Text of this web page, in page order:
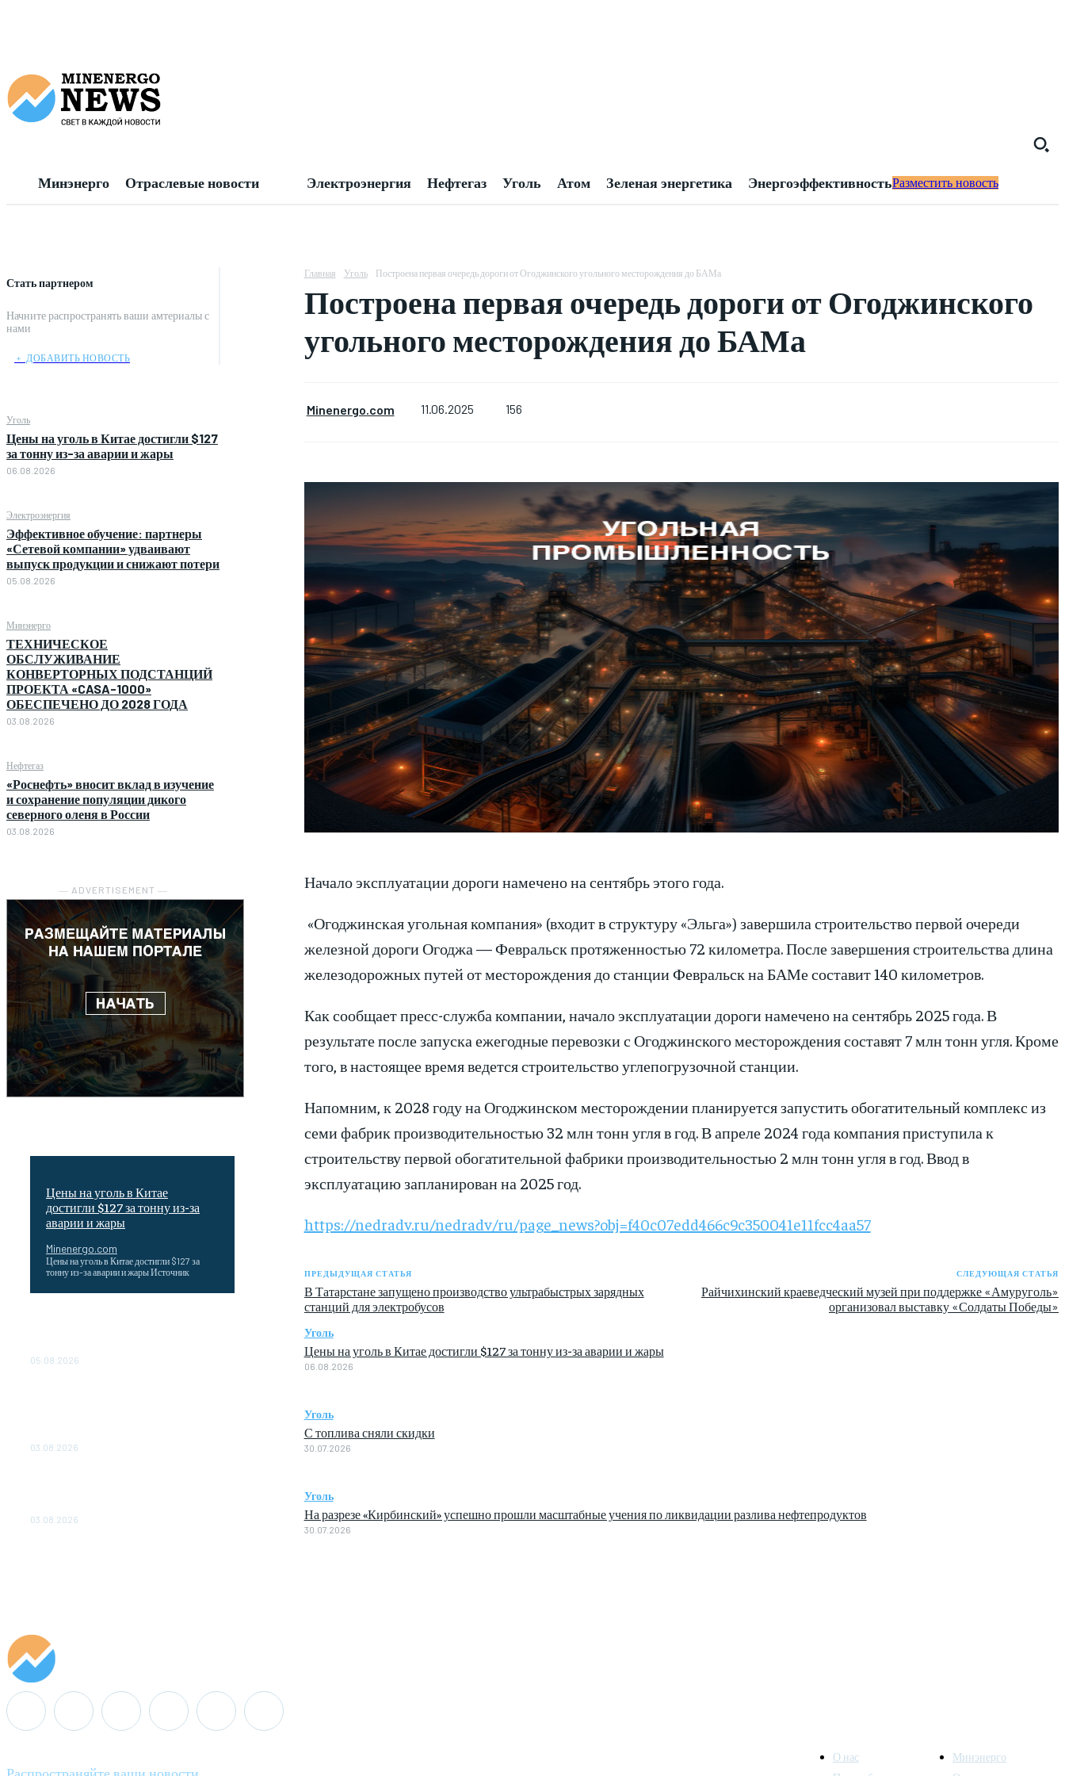
Минэнерго Отраслевые новости Электроэнергия Нефтегаз Уголь Атом Зеленая энергетика ЭнергоэффективностьРазместить новость
Стать партнером
Начните распространять ваши амтериалы с
нами
﹢ ДОБАВИТЬ НОВОСТЬ
Уголь
Цены на уголь в Китае достигли $127
за тонну из-за аварии и жары
06.08.2026
Электроэнергия
Эффективное обучение: партнеры
«Сетевой компании» удваивают
выпуск продукции и снижают потери
05.08.2026
Минэнерго
ТЕХНИЧЕСКОЕ
ОБСЛУЖИВАНИЕ
КОНВЕРТОРНЫХ ПОДСТАНЦИЙ
ПРОЕКТА «CASA-1000»
ОБЕСПЕЧЕНО ДО 2028 ГОДА
03.08.2026
Нефтегаз
«Роснефть» вносит вклад в изучение
и сохранение популяции дикого
северного оленя в России
03.08.2026
― ADVERTISEMENT ―
Цены на уголь в Китае
достигли $127 за тонну из-за
аварии и жары
Minenergo.com
Цены на уголь в Китае достигли $127 за
тонну из-за аварии и жары Источник
05.08.2026
03.08.2026
03.08.2026
Главная Уголь Построена первая очередь дороги от Огоджинского угольного месторождения до БАМа
Построена первая очередь дороги от Огоджинского
угольного месторождения до БАМа
Minenergo.com 11.06.2025 156
Начало эксплуатации дороги намечено на сентябрь этого года.
«Огоджинская угольная компания» (входит в структуру «Эльга») завершила строительство первой очереди
железной дороги Огоджа — Февральск протяженностью 72 километра. После завершения строительства длина
железодорожных путей от месторождения до станции Февральск на БАМе составит 140 километров.
Как сообщает пресс-служба компании, начало эксплуатации дороги намечено на сентябрь 2025 года. В
результате после запуска ежегодные перевозки с Огоджинского месторождения составят 7 млн тонн угля. Кроме
того, в настоящее время ведется строительство углепогрузочной станции.
Напомним, к 2028 году на Огоджинском месторождении планируется запустить обогатительный комплекс из
семи фабрик производительностью 32 млн тонн угля в год. В апреле 2024 года компания приступила к
строительству первой обогатительной фабрики производительностью 2 млн тонн угля в год. Ввод в
эксплуатацию запланирован на 2025 год.
https://nedradv.ru/nedradv/ru/page_news?obj=f40c07edd466c9c350041e11fcc4aa57
ПРЕДЫДУЩАЯ СТАТЬЯ
В Татарстане запущено производство ультрабыстрых зарядных
станций для электробусов
СЛЕДУЮЩАЯ СТАТЬЯ
Райчихинский краеведческий музей при поддержке «Амуруголь»
организовал выставку «Солдаты Победы»
Уголь
Цены на уголь в Китае достигли $127 за тонну из-за аварии и жары
06.08.2026
Уголь
С топлива сняли скидки
30.07.2026
Уголь
На разрезе «Кирбинский» успешно прошли масштабные учения по ликвидации разлива нефтепродуктов
30.07.2026
О нас
Минэнерго